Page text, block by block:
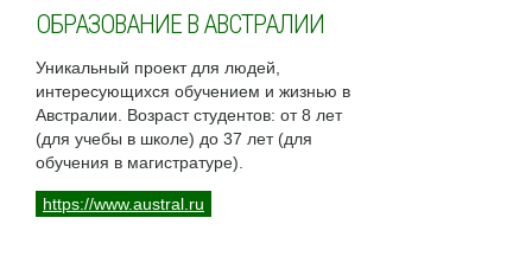
ОБРАЗОВАНИЕ В АВСТРАЛИИ
Уникальный проект для людей,
интересующихся обучением и жизнью в
Австралии. Возраст студентов: от 8 лет
(для учебы в школе) до 37 лет (для
обучения в магистратуре).
https://www.austral.ru